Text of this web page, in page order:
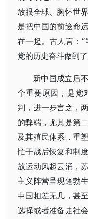
放眼全球、胸怀世
是把中国的前途命
在一起。古人言：
党的历史奋斗做到了
新中国成立后
个重要原因，是党
判，进一步言之，
的弊端，尤其是第
及其殖民体系，重
忙于战后恢复和制
放运动风起云涌，
主义阵营呈现蓬勃
中国相差无几，甚
选择或者准备走社